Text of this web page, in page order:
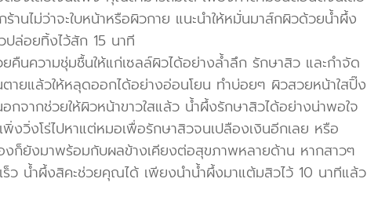
นไม่ว่าจะใบหน้าหรือผิวกาย แนะนำให้หมั่นมาส์กผิวด้วยน้ำผึ้ง
ปล่อยทิ้งไว้สัก 15 นาที
นความชุ่มชื้นให้แก่เซลล์ผิวได้อย่างล้ำลึก รักษาสิว และกำจัด
ตายแล้วให้หลุดออกได้อย่างอ่อนโยน ทำบ่อยๆ ผิวสวยหน้าใสปิ๊ง
กจากช่วยให้ผิวหน้าขาวใสแล้ว น้ำผึ้งรักษาสิวได้อย่างน่าพอใจ
เพิ่งวิ่งโร่ไปหาแต่หมอเพื่อรักษาสิวจนเปลืองเงินอีกเลย หรือ
งก็ยังมาพร้อมกับผลข้างเคียงต่อสุขภาพหลายด้าน หากสาวๆ
ร็ว น้ำผึ้งสิคะช่วยคุณได้ เพียงนำน้ำผึ้งมาแต้มสิวไว้ 10 นาทีแล้ว